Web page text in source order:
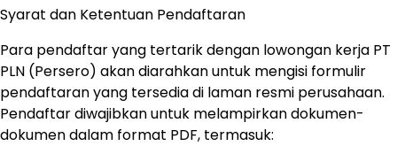
Syarat dan Ketentuan Pendaftaran
Para pendaftar yang tertarik dengan lowongan kerja PT
PLN (Persero) akan diarahkan untuk mengisi formulir
pendaftaran yang tersedia di laman resmi perusahaan.
Pendaftar diwajibkan untuk melampirkan dokumen-
dokumen dalam format PDF, termasuk: